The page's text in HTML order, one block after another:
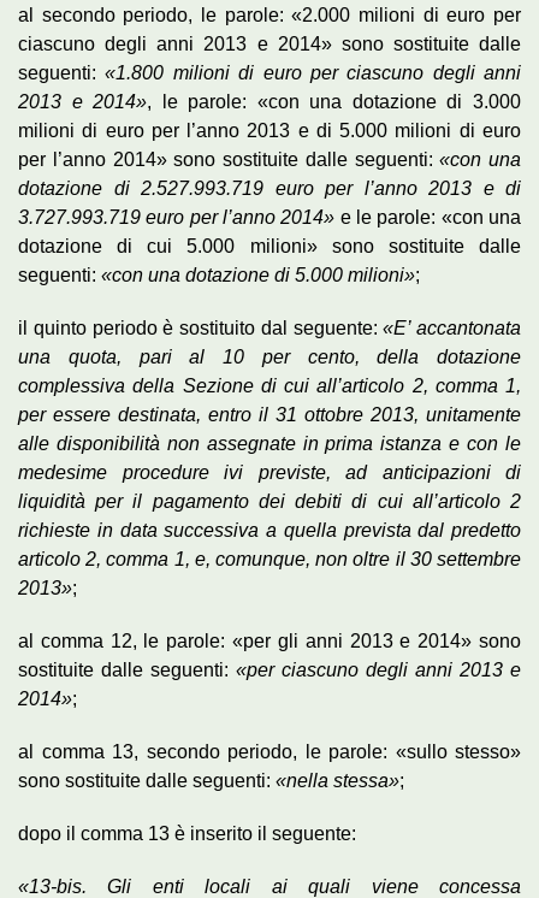
al secondo periodo, le parole: «2.000 milioni di euro per
ciascuno degli anni 2013 e 2014» sono sostituite dalle
seguenti:«1.800 milioni di euro per ciascuno degli anni
2013 e 2014», le parole: «con una dotazione di 3.000
milioni di euro per l’anno 2013 e di 5.000 milioni di euro
per l’anno 2014» sono sostituite dalle seguenti:«con una
dotazione di 2.527.993.719 euro per l’anno 2013 e di
3.727.993.719 euro per l’anno 2014» e le parole: «con una
dotazione di cui 5.000 milioni» sono sostituite dalle
seguenti: «con una dotazione di 5.000 milioni»;
il quinto periodo è sostituito dal seguente:«E’ accantonata
una quota, pari al 10 per cento, della dotazione
complessiva della Sezione di cui all’articolo 2, comma 1,
per essere destinata, entro il 31 ottobre 2013, unitamente
alle disponibilità non assegnate in prima istanza e con le
medesime procedure ivi previste, ad anticipazioni di
liquidità per il pagamento dei debiti di cui all’articolo 2
richieste in data successiva a quella prevista dal predetto
articolo 2, comma 1, e, comunque, non oltre il 30 settembre
2013»;
al comma 12, le parole: «per gli anni 2013 e 2014» sono
sostituite dalle seguenti: «per ciascuno degli anni 2013 e
2014»;
al comma 13, secondo periodo, le parole: «sullo stesso»
sono sostituite dalle seguenti: «nella stessa»;
dopo il comma 13 è inserito il seguente:
«13-bis. Gli enti locali ai quali viene concessa